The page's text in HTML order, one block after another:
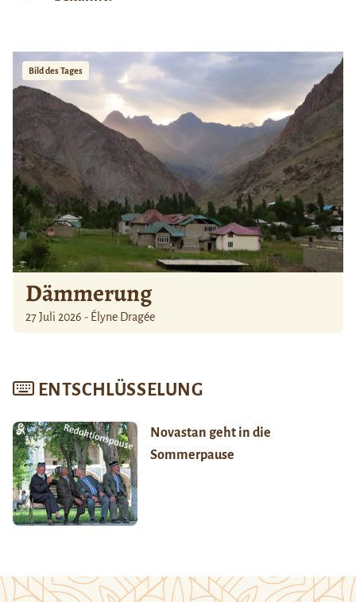
Bild des Tages
Dämmerung
27 Juli 2026 - Élyne Dragée
ENTSCHLÜSSELUNG
Novastan geht in die
Sommerpause